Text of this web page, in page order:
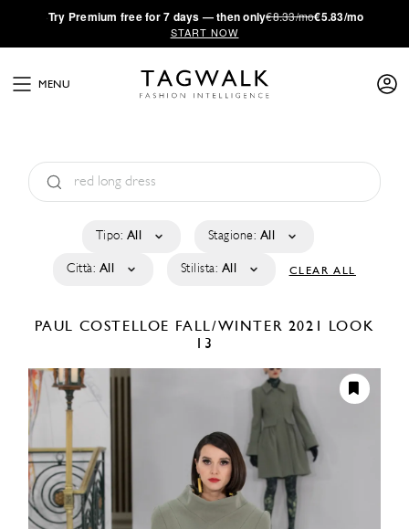
·Try Premium free for 7 days — then only€8.33/mo€5.83/mo
START NOW
MENU
Tipo: All Stagione: All
Città: All Stilista: All CLEAR ALL
PAUL COSTELLOE FALL/WINTER 2021
LOOK
13